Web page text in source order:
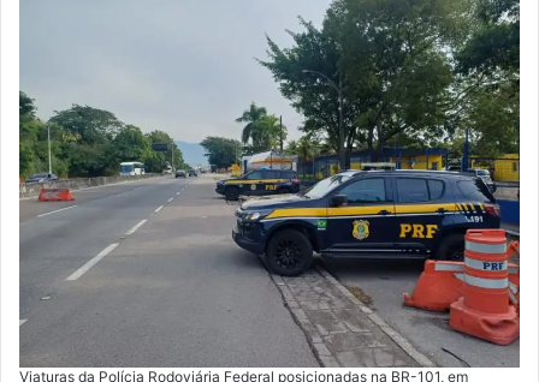
Viaturas da Polícia Rodoviária Federal posicionadas na BR-101, em